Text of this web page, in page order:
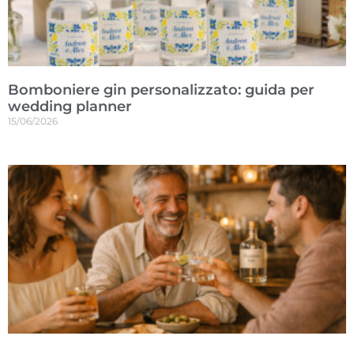
Bomboniere gin personalizzato: guida per
wedding planner
15/06/2026